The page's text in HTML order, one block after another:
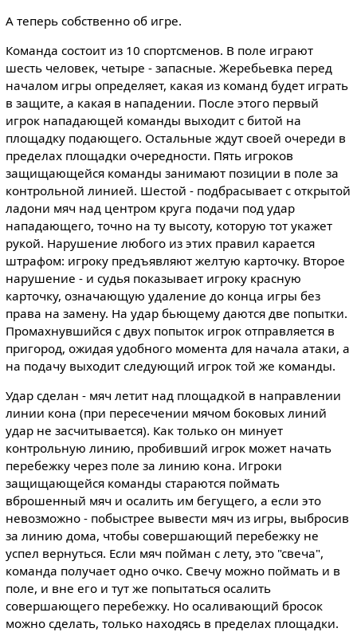
А теперь собственно об игре.
Команда состоит из 10 спортсменов. В поле играют
шесть человек, четыре - запасные. Жеребьевка перед
началом игры определяет, какая из команд будет играть
в защите, а какая в нападении. После этого первый
игрок нападающей команды выходит с битой на
площадку подающего. Остальные ждут своей очереди в
пределах площадки очередности. Пять игроков
защищающейся команды занимают позиции в поле за
контрольной линией. Шестой - подбрасывает с открытой
ладони мяч над центром круга подачи под удар
нападающего, точно на ту высоту, которую тот укажет
рукой. Нарушение любого из этих правил карается
штрафом: игроку предъявляют желтую карточку. Второе
нарушение - и судья показывает игроку красную
карточку, означающую удаление до конца игры без
права на замену. На удар бьющему даются две попытки.
Промахнувшийся с двух попыток игрок отправляется в
пригород, ожидая удобного момента для начала атаки, а
на подачу выходит следующий игрок той же команды.
Удар сделан - мяч летит над площадкой в направлении
линии кона (при пересечении мячом боковых линий
удар не засчитывается). Как только он минует
контрольную линию, пробивший игрок может начать
перебежку через поле за линию кона. Игроки
защищающейся команды стараются поймать
вброшенный мяч и осалить им бегущего, а если это
невозможно - побыстрее вывести мяч из игры, выбросив
за линию дома, чтобы совершающий перебежку не
успел вернуться. Если мяч пойман с лету, это "свеча",
команда получает одно очко. Свечу можно поймать и в
поле, и вне его и тут же попытаться осалить
совершающего перебежку. Но осаливающий бросок
можно сделать, только находясь в пределах площадки.